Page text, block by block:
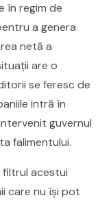
în regim de
a genera
netă a
are o
se feresc de
intră în
guvernul
falimentului.
acestui
care nu își pot